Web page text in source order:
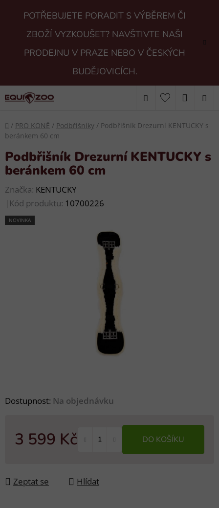
POTŘEBUJETE PORADIT S VÝBĚREM ČI
ZBOŽÍ VYZKOUŠET? NAVŠTIVTE NAŠI
PRODEJNU V PRAZE NEBO V ČESKÝCH
BUDĚJOVICÍCH.
Hledat
KOŠÍK
Domů
/ PRO KONĚ / Podbřišníky / Podbřišník Drezurní KENTUCKY s
beránkem 60 cm
Dostupnost: Na objednávku
3 599 Kč DO KOŠÍKU
Zeptat se Hlídat
Podbřišník Drezurní KENTUCKY s
beránkem 60 cm
Značka: KENTUCKY
| Kód produktu: 10700226
NOVINKA